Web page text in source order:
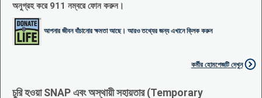
অনুগ্রহ করে 911 নম্বরে ফোন করুন।
আপনার জীবন বাঁচানোর ক্ষমতা আছে। আরও তথ্যের জন্য এখানে ক্লিক করুন
কর্মীর হোমপেজটি দেখুন
চুরি হওয়া SNAP এবং অস্থায়ী সহায়তার (Temporary